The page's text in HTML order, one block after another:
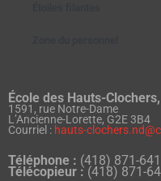
École des Hauts-
1591, rue Notre-Dame
L’Ancienne-Lorette, G2E 3B4
Courriel : hauts-
Téléphone : (418) 871-
Télécopieur : (418) 871-